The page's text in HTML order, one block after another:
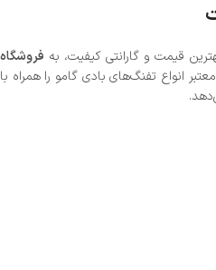
قیمت و گارانتی کیفیت، به فروشگاه
انواع تفنگ‌های بادی گامو را همراه با